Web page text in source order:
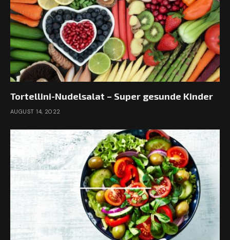
Tortellini-Nudelsalat – Super gesunde Kinder
AUGUST 14, 2022